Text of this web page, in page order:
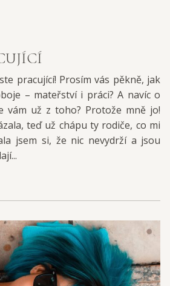
pracující! Prosím vás pěkně, jak
– mateřství i práci? A navíc o
vám už z toho? Protože mně jo!
teď už chápu ty rodiče, co mi
jsem si, že nic nevydrží a jsou